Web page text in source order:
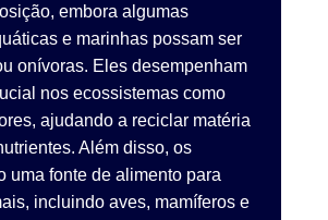
embora algumas
e marinhas possam ser
onívoras. Eles desempenham
nos ecossistemas como
ajudando a reciclar matéria
Além disso, os
uma fonte de alimento para
incluindo aves, mamíferos e